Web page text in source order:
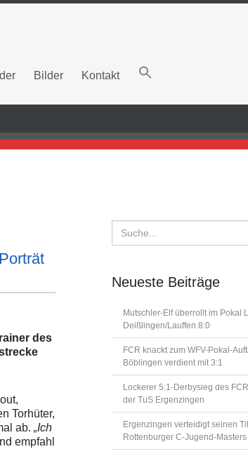
Bilder Kontakt
des
Torhüter,
ab. „Ich
empfahl
Search
for:
Neueste Beiträge
Mutschler-Elf überrollt im Pokal
Deißlingen/Lauffen 8:0
FCR knackt zum WFV-Pokal-
Böblingen verdient mit 3:1
Lockerer 5:1-Derbysieg des
der TuS Ergenzingen
Ergenzingen verteidigt seinen
Rottenburger C-Jugend-Masters